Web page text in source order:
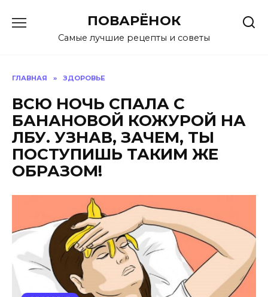
содержанию
ПОВАРЁНОК
Самые лучшие рецепты и советы
ГЛАВНАЯ » ЗДОРОВЬЕ
ВСЮ НОЧЬ СПАЛА С
БАНАНОВОЙ КОЖУРОЙ НА
ЛБУ. УЗНАВ, ЗАЧЕМ, ТЫ
ПОСТУПИШЬ ТАКИМ ЖЕ
ОБРАЗОМ!